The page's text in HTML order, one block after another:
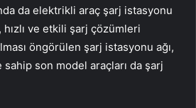
da elektrikli araç şarj istasyonu
ve etkili şarj çözümleri
öngörülen şarj istasyonu ağı,
son model araçları da şarj